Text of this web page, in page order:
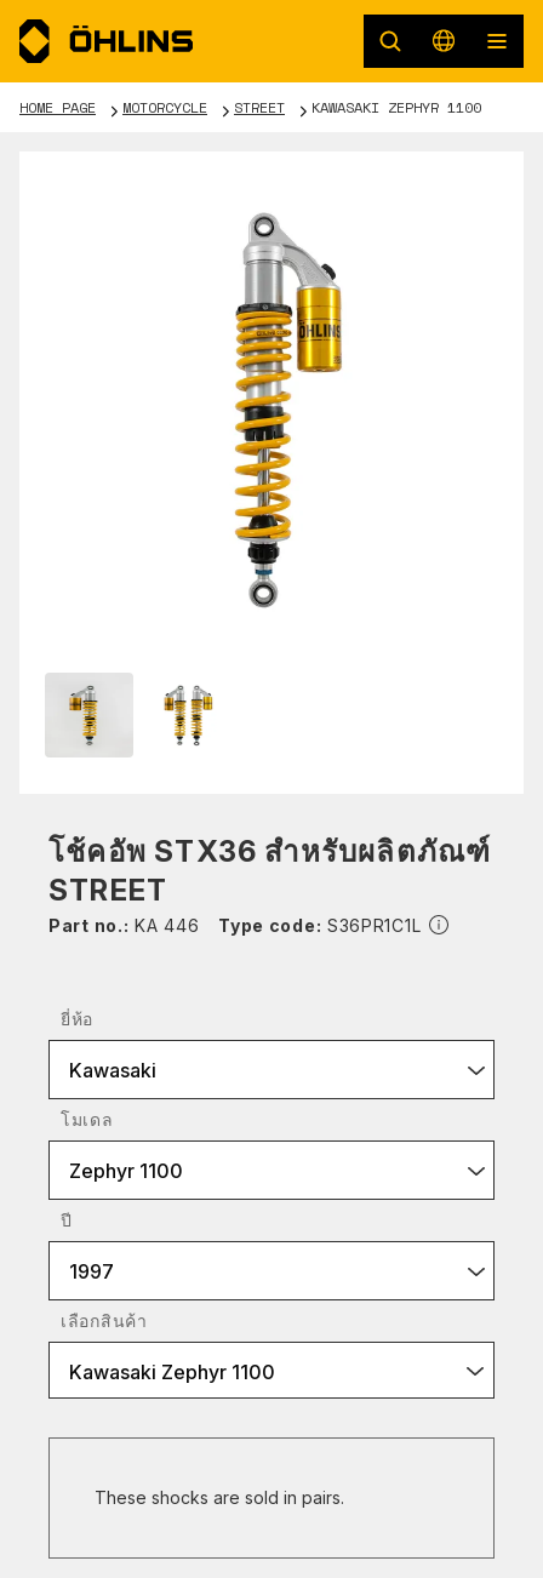
HOME PAGE MOTORCYCLE STREET KAWASAKI ZEPHYR 1100
โช้คอัพ STX36 สำหรับผลิตภัณฑ์
STREET
Part no.: KA 446 Type code: S36PR1C1L
ยี่ห้อ
Kawasaki
โมเดล
Zephyr 1100
ปี
1997
เลือกสินค้า
Kawasaki Zephyr 1100
These shocks are sold in pairs.